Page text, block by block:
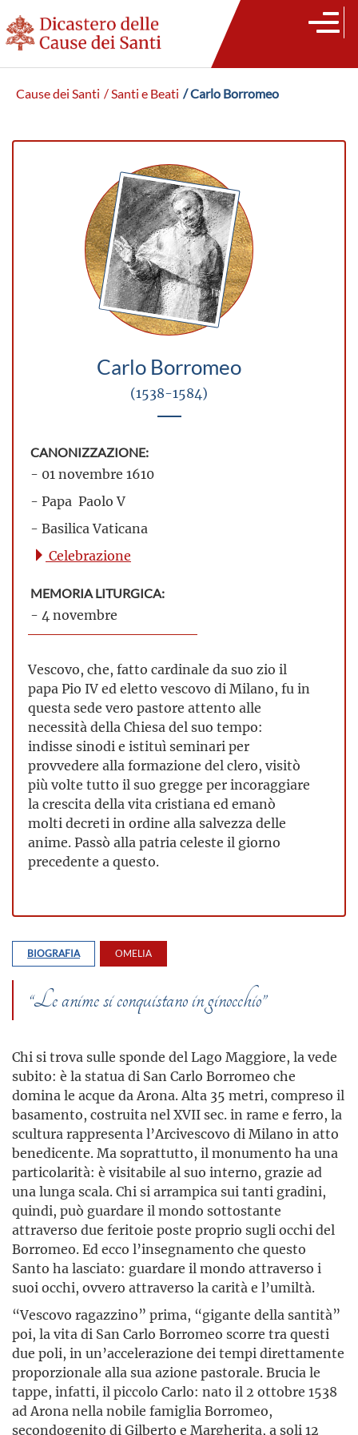
Cause dei Santi / Santi e Beati / Carlo Borromeo
Carlo Borromeo
(1538-1584)
CANONIZZAZIONE:
- 01 novembre 1610
- Papa Paolo V
- Basilica Vaticana
Celebrazione
MEMORIA LITURGICA:
- 4 novembre
Vescovo, che, fatto cardinale da suo zio il
papa Pio IV ed eletto vescovo di Milano, fu in
questa sede vero pastore attento alle
necessità della Chiesa del suo tempo:
indisse sinodi e istituì seminari per
provvedere alla formazione del clero, visitò
più volte tutto il suo gregge per incoraggiare
la crescita della vita cristiana ed emanò
molti decreti in ordine alla salvezza delle
anime. Passò alla patria celeste il giorno
precedente a questo.
BIOGRAFIA OMELIA
“Le anime si conquistano in ginocchio”
Chi si trova sulle sponde del Lago Maggiore, la vede
subito: è la statua di San Carlo Borromeo che
domina le acque da Arona. Alta 35 metri, compreso il
basamento, costruita nel XVII sec. in rame e ferro, la
scultura rappresenta l’Arcivescovo di Milano in atto
benedicente. Ma soprattutto, il monumento ha una
particolarità: è visitabile al suo interno, grazie ad
una lunga scala. Chi si arrampica sui tanti gradini,
quindi, può guardare il mondo sottostante
attraverso due feritoie poste proprio sugli occhi del
Borromeo. Ed ecco l’insegnamento che questo
Santo ha lasciato: guardare il mondo attraverso i
suoi occhi, ovvero attraverso la carità e l’umiltà.
“Vescovo ragazzino” prima, “gigante della santità”
poi, la vita di San Carlo Borromeo scorre tra questi
due poli, in un’accelerazione dei tempi direttamente
proporzionale alla sua azione pastorale. Brucia le
tappe, infatti, il piccolo Carlo: nato il 2 ottobre 1538
ad Arona nella nobile famiglia Borromeo,
secondogenito di Gilberto e Margherita, a soli 12